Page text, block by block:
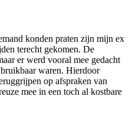
konden praten zijn mijn ex
terecht gekomen. De
er werd vooral mee gedacht
waren. Hierdoor
op afspraken van
mee in een toch al kostbare